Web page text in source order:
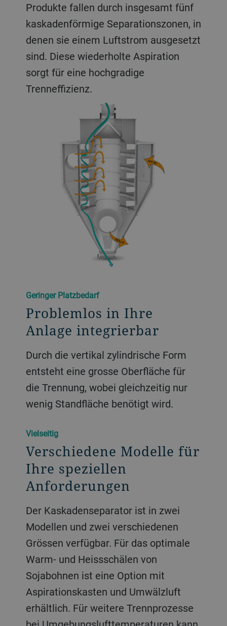
Produkte fallen durch insgesamt fünf
kaskadenförmige Separationszonen, in
denen sie einem Luftstrom ausgesetzt
sind. Diese wiederholte Aspiration
sorgt für eine hochgradige
Trenneffizienz.
Geringer Platzbedarf
Problemlos in Ihre
Anlage integrierbar
Durch die vertikal zylindrische Form
entsteht eine grosse Oberfläche für
die Trennung, wobei gleichzeitig nur
wenig Standfläche benötigt wird.
Vielseitig
Verschiedene Modelle für
Ihre speziellen
Anforderungen
Der Kaskadenseparator ist in zwei
Modellen und zwei verschiedenen
Grössen verfügbar. Für das optimale
Warm- und Heissschälen von
Sojabohnen ist eine Option mit
Aspirationskasten und Umwälzluft
erhältlich. Für weitere Trennprozesse